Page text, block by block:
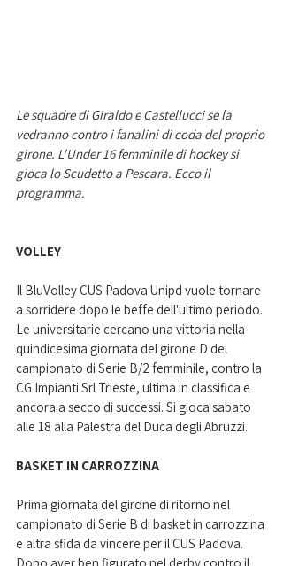
Le squadre di Giraldo e Castellucci se la
vedranno contro i fanalini di coda del proprio
girone. L'Under 16 femminile di hockey si
gioca lo Scudetto a Pescara. Ecco il
programma.
VOLLEY
Il BluVolley CUS Padova Unipd vuole tornare
a sorridere dopo le beffe dell'ultimo periodo.
Le universitarie cercano una vittoria nella
quindicesima giornata del girone D del
campionato di Serie B/2 femminile, contro la
CG Impianti Srl Trieste, ultima in classifica e
ancora a secco di successi. Si gioca sabato
alle 18 alla Palestra del Duca degli Abruzzi.
BASKET IN CARROZZINA
Prima giornata del girone di ritorno nel
campionato di Serie B di basket in carrozzina
e altra sfida da vincere per il CUS Padova.